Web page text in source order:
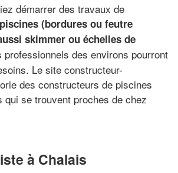
démarrer des travaux de
(bordures ou feutre
skimmer ou échelles de
professionnels des environs pourront
Le site constructeur-
des constructeurs de piscines
qui se trouvent proches de chez
à Chalais